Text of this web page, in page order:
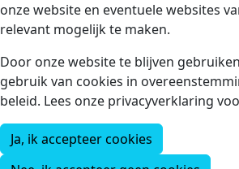
onze website en eventuele websites
relevant mogelijk te maken.
Door onze website te blijven
gebruik van cookies in
beleid. Lees onze privacyverklaring
Ja, ik accepteer cookies